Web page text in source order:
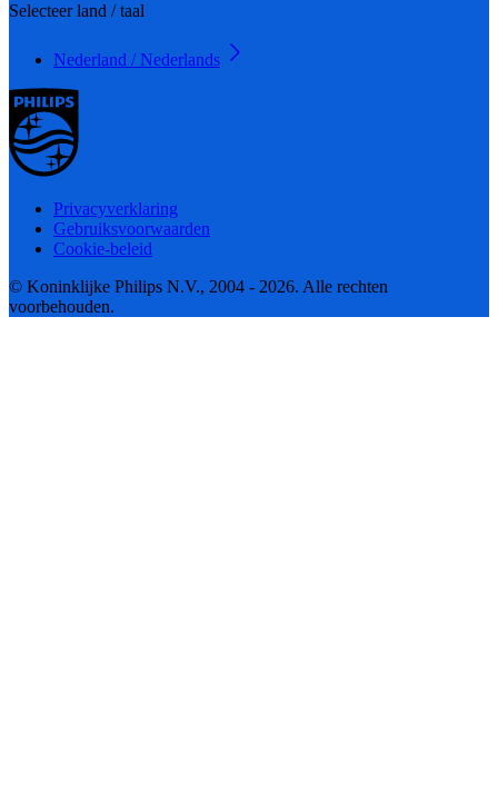
Selecteer land / taal
Nederland / Nederlands
Privacyverklaring
Gebruiksvoorwaarden
Cookie-beleid
© Koninklijke Philips N.V., 2004 - 2026. Alle rechten
voorbehouden.